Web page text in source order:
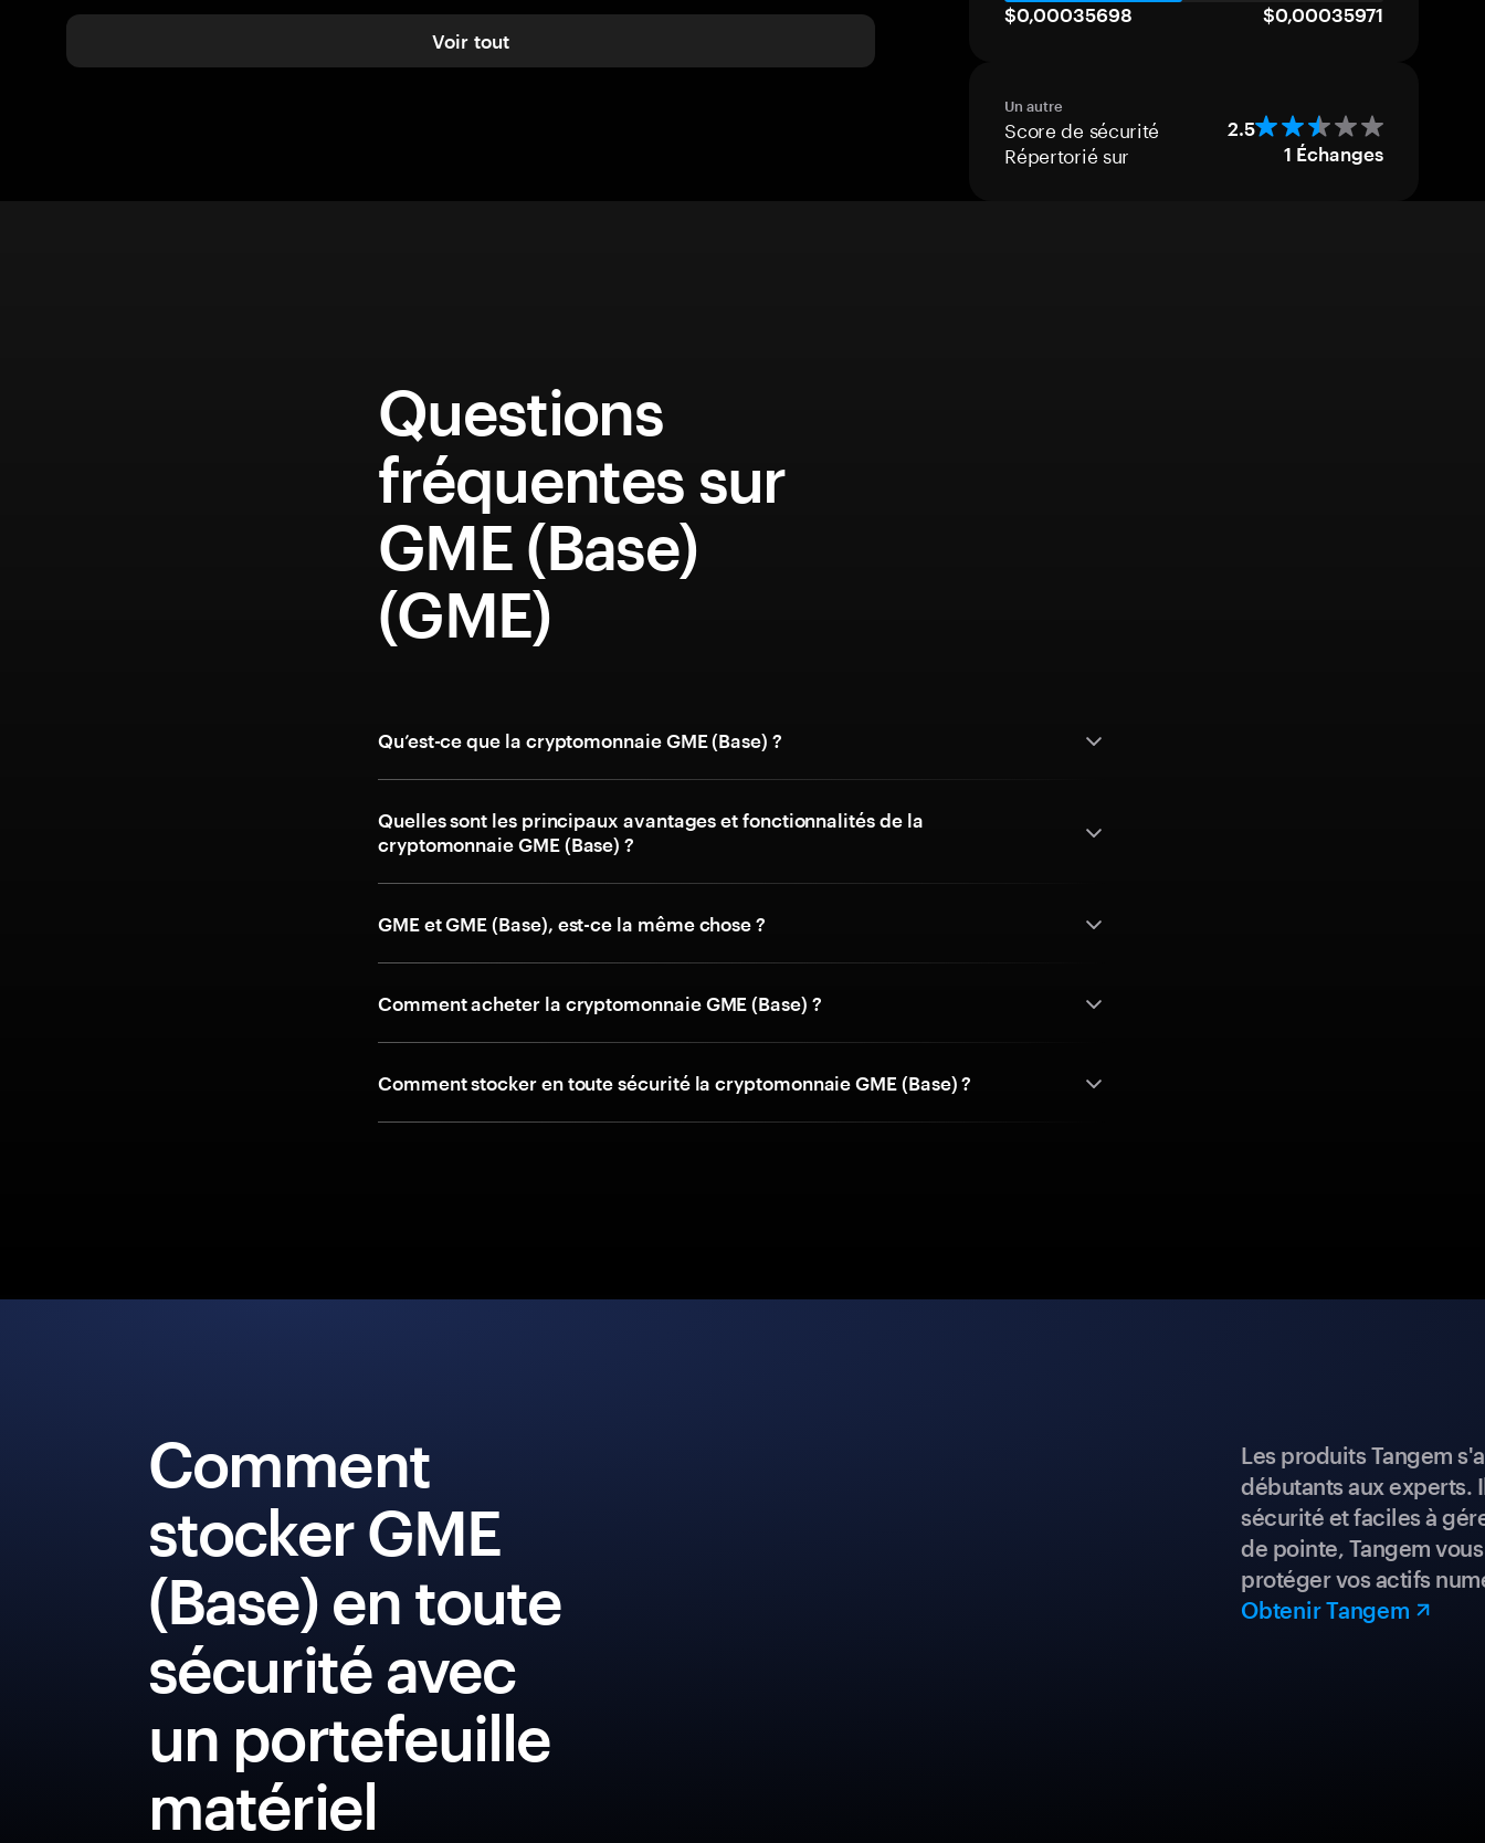
$0,00035698 $0,00035971
Un autre
Score de sécurité 2.5
Répertorié sur 1 Échanges
Voir tout
Questions
fréquentes sur
GME (Base)
(GME)
Qu’est-ce que la cryptomonnaie GME (Base) ?
Quelles sont les principaux avantages et fonctionnalités de la
cryptomonnaie GME (Base) ?
GME et GME (Base), est-ce la même chose ?
Comment acheter la cryptomonnaie GME (Base) ?
Comment stocker en toute sécurité la cryptomonnaie GME (Base) ?
Comment
stocker GME
(Base) en toute
sécurité avec
un portefeuille
matériel
Les produits Tangem
débutants aux experts.
sécurité et faciles à
de pointe, Tangem
protéger vos actifs
Obtenir Tangem